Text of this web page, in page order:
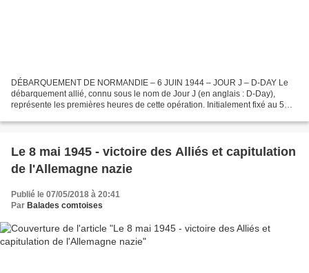
DÉBARQUEMENT DE NORMANDIE – 6 JUIN 1944 – JOUR J – D-DAY Le
débarquement allié, connu sous le nom de Jour J (en anglais : D-Day),
représente les premières heures de cette opération. Initialement fixé au 5
Le 8 mai 1945 - victoire des Alliés et capitulation
de l'Allemagne nazie
Publié le 07/05/2018 à 20:41
Par Balades comtoises